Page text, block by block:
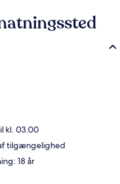
kl. 03.00
tilgængelighed
18 år